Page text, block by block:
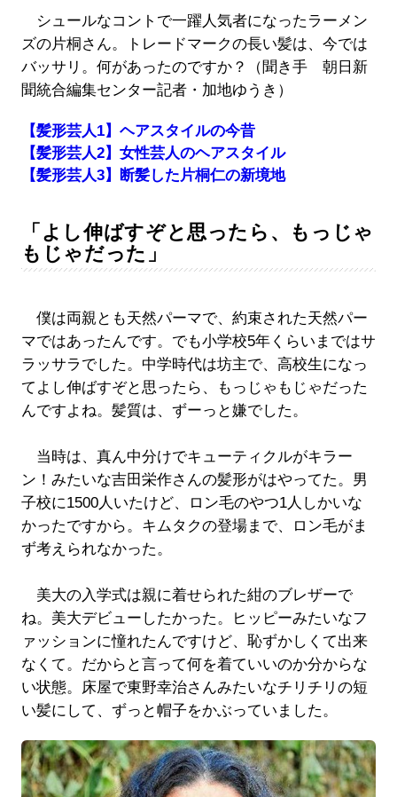
シュールなコントで一躍人気者になったラーメン
ズの片桐さん。トレードマークの長い髪は、今では
バッサリ。何があったのですか？（聞き手 朝日新
聞統合編集センター記者・加地ゆうき）
【髪形芸人1】ヘアスタイルの今昔
【髪形芸人2】女性芸人のヘアスタイル
【髪形芸人3】断髪した片桐仁の新境地
「よし伸ばすぞと思ったら、もっじゃ
もじゃだった」
僕は両親とも天然パーマで、約束された天然パー
マではあったんです。でも小学校5年くらいまではサ
ラッサラでした。中学時代は坊主で、高校生になっ
てよし伸ばすぞと思ったら、もっじゃもじゃだった
んですよね。髪質は、ずーっと嫌でした。
当時は、真ん中分けでキューティクルがキラー
ン！みたいな吉田栄作さんの髪形がはやってた。男
子校に1500人いたけど、ロン毛のやつ1人しかいな
かったですから。キムタクの登場まで、ロン毛がま
ず考えられなかった。
美大の入学式は親に着せられた紺のブレザーで
ね。美大デビューしたかった。ヒッピーみたいなフ
ァッションに憧れたんですけど、恥ずかしくて出来
なくて。だからと言って何を着ていいのか分からな
い状態。床屋で東野幸治さんみたいなチリチリの短
い髪にして、ずっと帽子をかぶっていました。